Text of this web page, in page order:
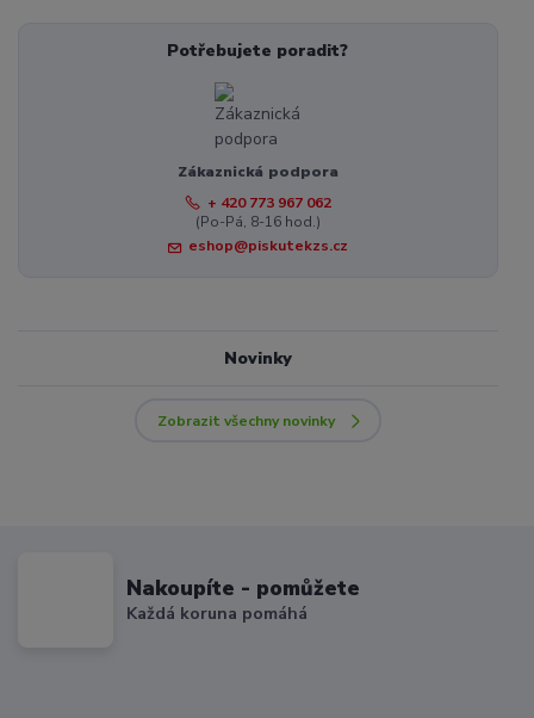
Potřebujete poradit?
Zákaznická podpora
+ 420 773 967 062
(Po-Pá, 8-16 hod.)
eshop@piskutekzs.cz
Novinky
Zobrazit všechny novinky
Nakoupíte - pomůžete
Každá koruna pomáhá